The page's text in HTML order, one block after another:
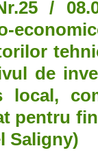
/
de
local,
pentru
Saligny)